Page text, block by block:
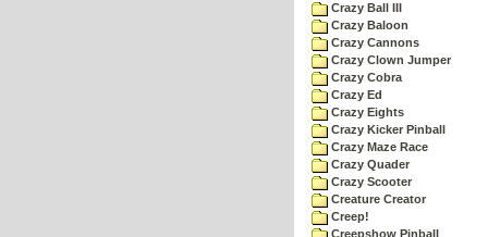
Crazy Ball III
Crazy Baloon
Crazy Cannons
Crazy Clown Jumper
Crazy Cobra
Crazy Ed
Crazy Eights
Crazy Kicker Pinball
Crazy Maze Race
Crazy Quader
Crazy Scooter
Creature Creator
Creep!
Creepshow Pinball